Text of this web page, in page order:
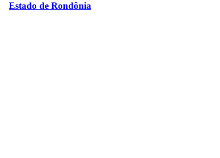
Estado de Rondônia